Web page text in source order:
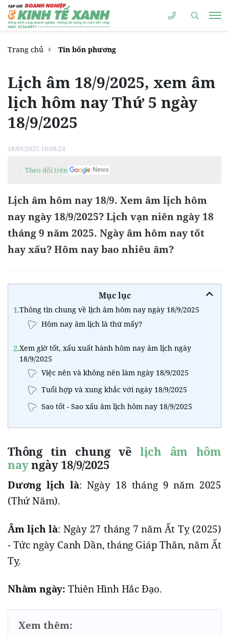
Trang chủ Tin bốn phương
Lịch âm 18/9/2025, xem âm
lịch hôm nay Thứ 5 ngày
18/9/2025
18/09/2025 10:08:24
Theo dõi trên
Lịch âm hôm nay 18/9. Xem âm lịch hôm
nay ngày 18/9/2025? Lịch vạn niên ngày 18
tháng 9 năm 2025. Ngày âm hôm nay tốt
hay xấu? Hôm nay bao nhiêu âm?
Mục lục
1.Thông tin chung về lịch âm hôm nay ngày 18/9/2025
Hôm nay âm lịch là thứ mấy?
2.Xem giờ tốt, xấu xuất hành hôm nay âm lịch ngày
18/9/2025
Việc nên và không nên làm ngày 18/9/2025
Tuổi hợp và xung khắc với ngày 18/9/2025
Sao tốt - Sao xấu âm lịch hôm nay 18/9/2025
Thông tin chung về lịch âm hôm
nayngày 18/9/2025
Dương lịch là: Ngày 18 tháng 9 năm 2025
(Thứ Năm).
Âm lịch là: Ngày 27 tháng 7 năm Ất Tỵ (2025)
- Tức ngày Canh Dần, tháng Giáp Thân, năm Ất
Tỵ.
Nhằm ngày: Thiên Hình Hắc Đạo.
Xem thêm: